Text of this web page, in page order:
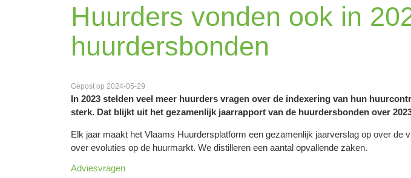
Huurders vonden ook in
huurdersbonden
Gepost op 2024-05-29
In 2023 stelden veel meer huurders vragen over de indexering van hun
sterk. Dat blijkt uit het gezamenlijk jaarrapport van de huurdersbonden over
Elk jaar maakt het Vlaams Huurdersplatform een gezamenlijk jaarverslag op over
over evoluties op de huurmarkt. We distilleren een aantal opvallende zaken.
Adviesvragen